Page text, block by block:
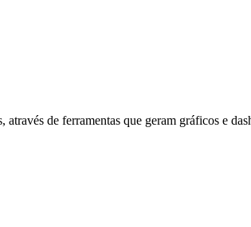
de ferramentas que geram gráficos e